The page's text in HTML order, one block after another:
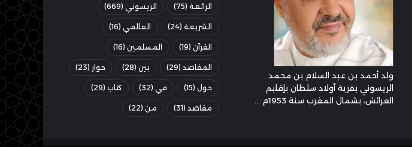
ولد أحمد بن عبد السلام بن محمد
الريسوني بقرية أولاد سلطان بإقليم
العرائش، بشمال المغرب سنة 1953م ...
الرائعة (75) الريسوني (669)
الشريعة (24) العالمي (16)
القرآن (19) المسلمين (16)
المقاصد (29) بين (28) حوار (23)
حول (15) في (32) كتاب (29)
مقاصد (31) من (22)